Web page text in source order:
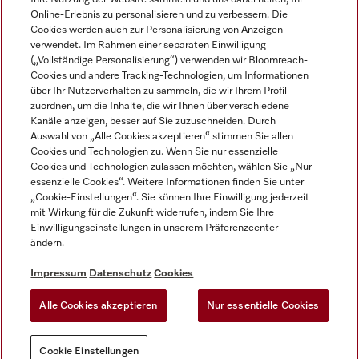
Impressum
AGB
Datenschutz
Nutzungsbedigungen
EU-Gesetzen über digitale Dienste
Miele auf Instagram
Miele auf Facebook
Miele auf Youtube
Online-Erlebnis zu personalisieren und zu verbessern. Die
Cookies werden auch zur Personalisierung von Anzeigen
verwendet. Im Rahmen einer separaten Einwilligung
(„Vollständige Personalisierung“) verwenden wir Bloomreach-
Cookies und andere Tracking-Technologien, um Informationen
über Ihr Nutzerverhalten zu sammeln, die wir Ihrem Profil
zuordnen, um die Inhalte, die wir Ihnen über verschiedene
Kanäle anzeigen, besser auf Sie zuzuschneiden. Durch
Auswahl von „Alle Cookies akzeptieren“ stimmen Sie allen
Cookies und Technologien zu. Wenn Sie nur essenzielle
Cookies und Technologien zulassen möchten, wählen Sie „Nur
essenzielle Cookies“. Weitere Informationen finden Sie unter
„Cookie-Einstellungen“. Sie können Ihre Einwilligung jederzeit
mit Wirkung für die Zukunft widerrufen, indem Sie Ihre
Einwilligungseinstellungen in unserem Präferenzcenter
ändern.
Impressum Datenschutz Cookies
Alle Cookies akzeptieren Nur essentielle Cookies
Cookie Einstellungen